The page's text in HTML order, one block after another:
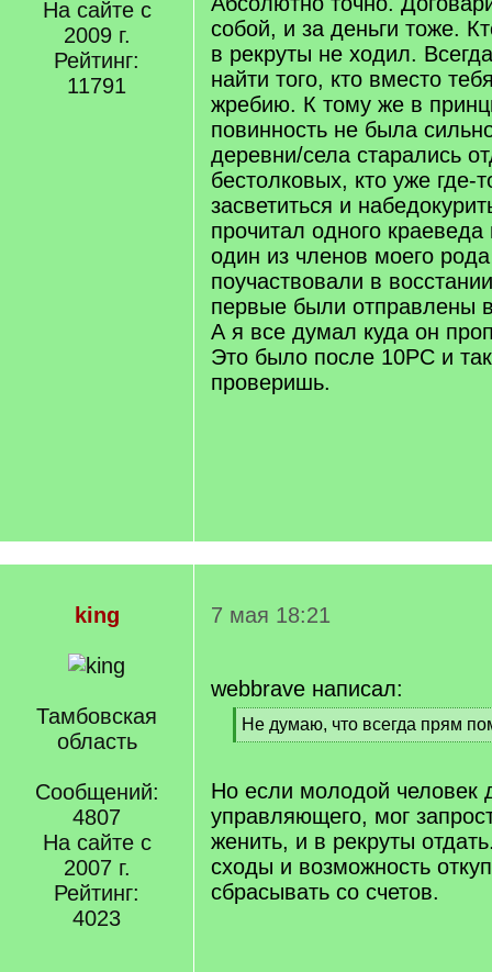
На сайте с
2009 г.
Рейтинг:
11791
]
собой, и за деньги тоже.
в рекруты не ходил.
найти того, кто вместо
жребию. К тому же в
повинность не была
деревни/села старались
бестолковых, кто уже где-
засветиться и
прочитал одного
один из членов моего
поучаствовали в
первые были отправлены
А я все думал куда он
Это было после 10РС и
проверишь.
king
Тамбовская
область
Сообщений:
4807
На сайте с
2007 г.
Рейтинг:
4023
7 мая 18:21
webbrave написал:
[
q
Не думаю, что всегда прям
[
q
Но если молодой человек
управляющего, мог
женить, и в рекруты
сходы и возможность
сбрасывать со счетов.